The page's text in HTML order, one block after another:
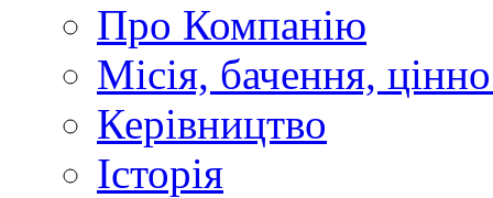
Про Компанію
Місія, бачення,
Керівництво
Історія